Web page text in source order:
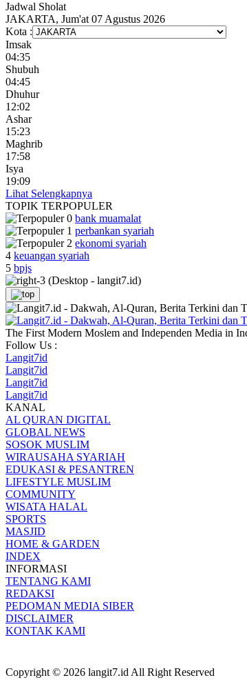
Jadwal Sholat
JAKARTA, Jum'at 07 Agustus 2026
Kota :
Imsak
04:35
Shubuh
04:45
Dhuhur
12:02
Ashar
15:23
Maghrib
17:58
Isya
19:09
Lihat Selengkapnya
TOPIK TERPOPULER
bank muamalat
perbankan syariah
ekonomi syariah
4 keuangan syariah
5 bpjs
The First Modern Moslem and Independen Media in
Follow Us :
Langit7id
Langit7id
Langit7id
Langit7id
KANAL
AL QURAN DIGITAL
GLOBAL NEWS
SOSOK MUSLIM
WIRAUSAHA SYARIAH
EDUKASI & PESANTREN
LIFESTYLE MUSLIM
COMMUNITY
WISATA HALAL
SPORTS
MASJID
HOME & GARDEN
INDEX
INFORMASI
TENTANG KAMI
REDAKSI
PEDOMAN MEDIA SIBER
DISCLAIMER
KONTAK KAMI
Copyright © 2026 langit7.id All Right Reserved